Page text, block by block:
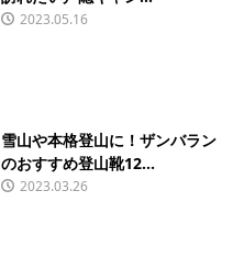
2023.05.16
雪山や本格登山に！ザンバラン
のおすすめ登山靴12...
2023.03.26